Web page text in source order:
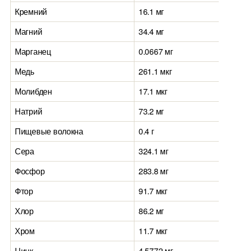
Кремний
16.1 мг
Магний
34.4 мг
Марганец
0.0667 мг
Медь
261.1 мкг
Молибден
17.1 мкг
Натрий
73.2 мг
Пищевые волокна
0.4 г
Сера
324.1 мг
Фосфор
283.8 мг
Фтор
91.7 мкг
Хлор
86.2 мг
Хром
11.7 мкг